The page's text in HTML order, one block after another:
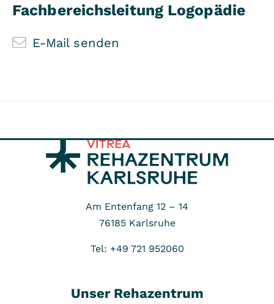
Fachbereichsleitung Logopädie
E-Mail senden
Am Entenfang 12 – 14
76185 Karlsruhe
Tel: +49 721 952060
Unser Rehazentrum